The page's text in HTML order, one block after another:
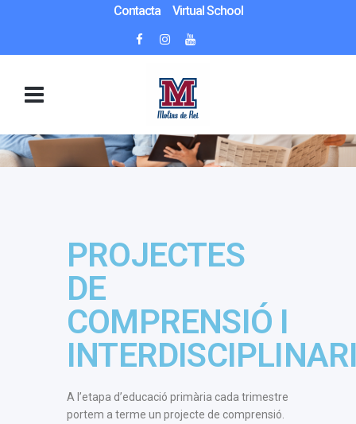
Contacta Virtual School
PROJECTES
DE
COMPRENSIÓ I
A l’etapa d’educació primària cada trimestre
portem a terme un projecte de comprensió.